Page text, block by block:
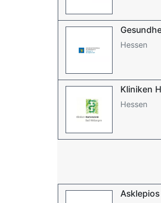
Hessen
Kliniken
Hessen